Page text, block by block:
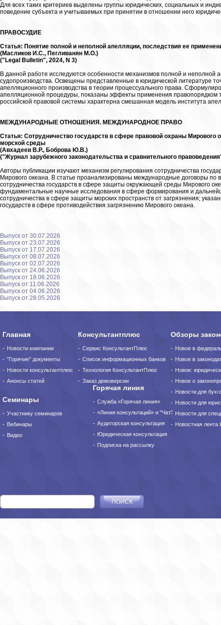
Для всех таких критериев выделены группы юридических, социальных и
поведение субъекта и учитываемых при принятии в отношении него
ПРАВОСУДИЕ
Статья: Понятие полной и неполной апелляции, последствия ее
(Масликов И.С., Пегливанян М.О.)
("Legal Bulletin", 2024, N 3)
В данной работе исследуются особенности механизмов полной и неполной
судопроизводства. Освещены представленные в юридической литературе
апелляционного производства в теории процессуального права.
апелляционной процедуры, показаны эффекты применения правопорядком
российской правовой системы характерна смешанная модель института
МЕЖДУНАРОДНЫЕ ОТНОШЕНИЯ. МЕЖДУНАРОДНОЕ ПРАВО
Статья: Сотрудничество государств в сфере правовой охраны Мирового
морской среды
(Авхадеев В.Р., Боброва Ю.В.)
("Журнал зарубежного законодательства и сравнительного
Авторы публикации изучают механизм регулирования сотрудничества
Мирового океана. В статье проанализированы международные договоры по
сотрудничества государств в сфере защиты окружающей среды Мирового
фундаментальные научные исследования в сфере формирования и
сотрудничества в сфере защиты морских пространств от загрязнения;
государств в сфере противодействия загрязнению Мирового океана.
Выпуск от 30.07.2026
Выпуск от 23.07.2026
Выпуск от 17.07.2026
Выпуск от 08.07.2026
Выпуск от 02.07.2026
Выпуск от 24.06.2026
Выпуск от 18.06.2026
Выпуск от 11.06.2026
Выпуск от 04.06.2026
Выпуск от 28.05.2026
Главная
Новости компании
"Горячие" документы
Новости консультантплюс
Анонсы статей
Консультантплюс
Сервис КонсультантПлюс
Список информационных банков
Технология КонсультантПлюс
Заказ демоверсии
Обзоры
Новое в
Новое в
Новое:
Новое о
Новости для
Новости для
Новости для
Новостная лента
Горячая линия
Служба «Горячая линия»
«Линия консультаций» и "Чат"
Аудиторская консультация
Юридическая консультация
Подписка на рассылку
Семинары
Участнику семинаров
Вебинары
Видео